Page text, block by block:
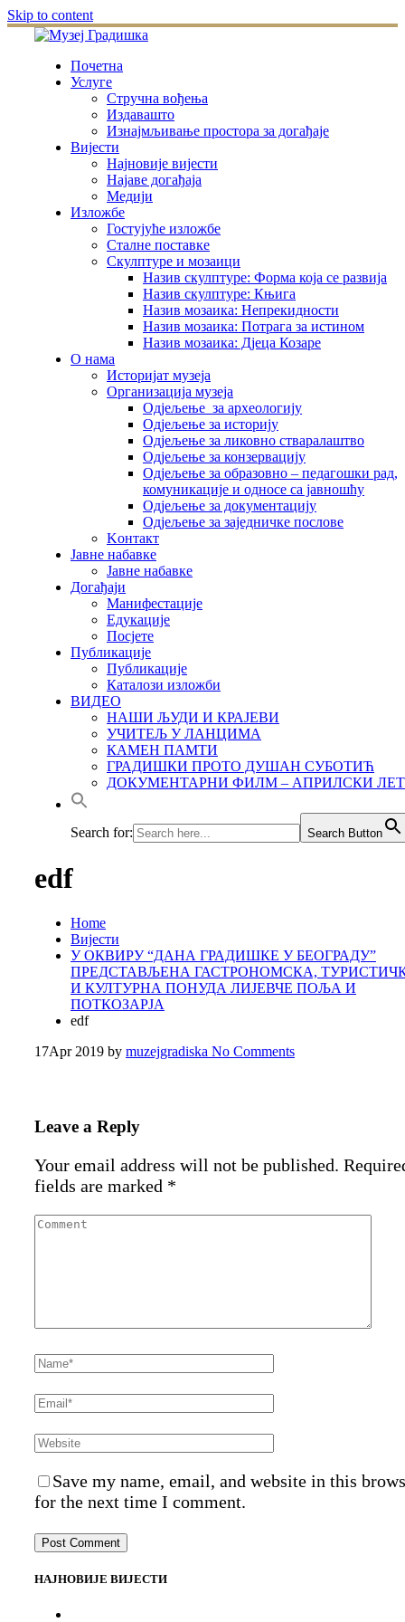
Skip to content
Почетна
Услуге
Стручна вођења
Издавашто
Изнајмљивање простора за догађаје
Вијести
Најновије вијести
Најаве догађаја
Медији
Изложбе
Гостујуће изложбе
Сталне поставке
Скулптуре и мозаици
Назив скулптуре: Форма која се развија
Назив скулптуре: Књига
Назив мозаика: Непрекидности
Назив мозаика: Потрага за истином
Назив мозаика: Дјеца Козаре
О нама
Историјат музеја
Организација музеја
Одјељење за археологију
Одјељење за историју
Одјељење за ликовно стваралаштво
Одјељење за конзервацију
Одјељење за образовно – педагошки рад,
комуникације и односе са јавношћу
Одјељење за документацију
Одјељење за заједничке послове
Kонтакт
Јавне набавке
Јавне набавке
Догађаји
Манифестације
Едукације
Посјете
Публикације
Публикације
Каталози изложби
ВИДЕО
НАШИ ЉУДИ И КРАЈЕВИ
УЧИТЕЉ У ЛАНЦИМА
КАМЕН ПАМТИ
ГРАДИШКИ ПРОТО ДУШАН СУБОТИЋ
ДОКУМЕНТАРНИ ФИЛМ – АПРИЛСКИ ЛЕТ
Search for: Search Button
edf
Home
Вијести
У ОКВИРУ “ДАНА ГРАДИШКЕ У БЕОГРАДУ”
ПРЕДСТАВЉЕНА ГАСТРОНОМСКА,
И КУЛТУРНА ПОНУДА ЛИЈЕВЧЕ ПОЉА И
ПОТКОЗАРЈА
edf
17Apr 2019 by muzejgradiska No Comments
Leave a Reply
Your email address will not be published.
fields are marked *
Save my name, email, and website in this
for the next time I comment.
НАЈНОВИЈЕ ВИЈЕСТИ